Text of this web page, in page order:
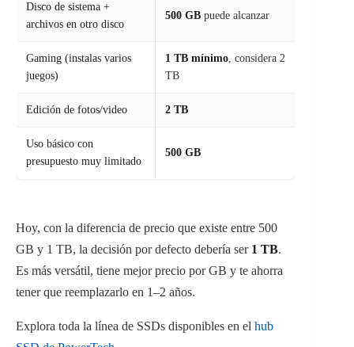
Disco de sistema +
archivos en otro disco
500 GB puede alcanzar
Gaming (instalas varios
juegos)
1 TB mínimo, considera 2
TB
Edición de fotos/video 2 TB
Uso básico con
presupuesto muy limitado
500 GB
Hoy, con la diferencia de precio que existe entre 500
GB y 1 TB, la decisión por defecto debería ser 1 TB.
Es más versátil, tiene mejor precio por GB y te ahorra
tener que reemplazarlo en 1–2 años.
Explora toda la línea de SSDs disponibles en el hub